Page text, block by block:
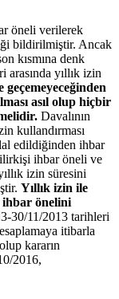
öneli verilerek
bildirilmiştir. Ancak
kısmına denk
yıllık izin
asıl olup hiçbir
Davalının
kullandırması
edildiğinden ihbar
ihbar öneli ve
izin süresini
Yıllık izin ile
ihbar önelini
30/11/2013 tarihleri
itibarla
kararın
2016,